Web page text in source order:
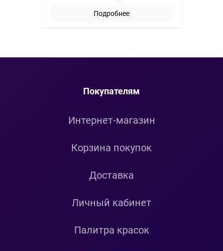
Подробнее
Покупателям
Интернет-магазин
Корзина покупок
Доставка
Личный кабинет
Палитра красок